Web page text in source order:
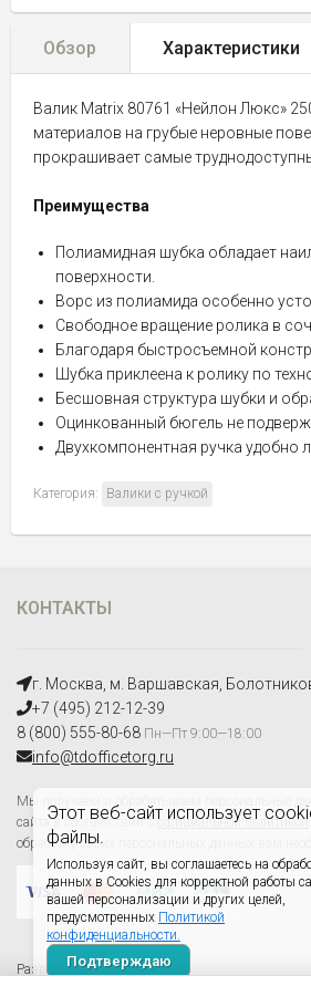
Этот веб-сайт использует
файлы.
Используя сайт, вы соглашаетесь на
данных в Cookies для корректной работы
вашей персонализации и других целей,
предусмотренных Политикой
конфиденциальности.
Подтверждаю
Обзор Характеристики
Валик Matrix 80761 «Нейлон Люкс»
материалов на грубые неровные
прокрашивает самые
Преимущества
Полиамидная шубка обладает
поверхности.
Ворс из полиамида особенно
Свободное вращение ролика в
Благодаря быстросъемной
Шубка приклеена к ролику по
Бесшовная структура шубки и
Оцинкованный бюгель не
Двухкомпонентная ручка удобно
Категория: Валики с ручкой
КОНТАКТЫ
г. Москва, м. Варшавская,
+7 (495) 212-12-39
8 (800) 555-80-68 Пн—Пт 9:00—18:00
info@tdofficetorg.ru
Мы получаем и обрабатываем персональные
сайта в соответствии с официальной политикой
обработку своих персональных данных,вам
Разработано